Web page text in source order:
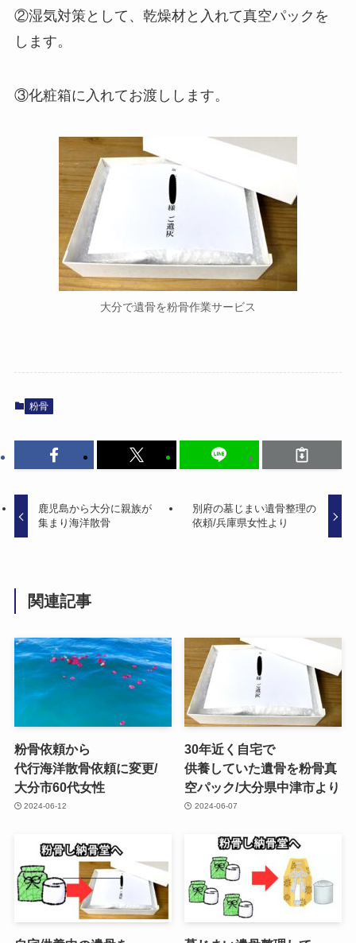
②湿気対策として、乾燥材と入れて真空パックを
します。
③化粧箱に入れてお渡しします。
大分で遺骨を粉骨作業サービス
粉骨
鹿児島から​大分に​親族が​
集まり​海洋散骨
別府の​墓じまい​遺骨整理の​
依頼/兵庫​県女性より
関連記事
粉骨依頼から​
代行海洋散骨依頼に​変更/
大分市60​代女性
2024-06-12
30年近く​自宅で​
供養していた​遺骨を​粉骨真​
空パック/大分県中津市より
2024-06-07